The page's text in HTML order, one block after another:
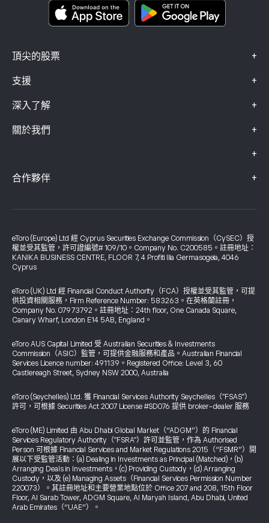
頂尖的股票 +
支援 +
深入了解 +
關於我們 +
+
投訴資料（FCA 客戶）
合作夥伴 +
eToro (Europe) Ltd 經 Cyprus Securities Exchange Commission（CySEC）授
權並受其監管，許可證編號# 109/10。Company No. C200585。註冊地址：
KANIKA BUSINESS CENTRE, FLOOR 7, 4 Profiti Ilia Germasogeia, 4046
Cyprus
eToro (UK) Ltd 經 Financial Conduct Authority（FCA）授權並受其監管，可提
供投資相關服務，Firm Reference Number: 583263。在英格蘭註冊，
Company No. 07973792。註冊地址：24th floor, One Canada Square,
Canary Wharf, London E14 5AB, England。
eToro AUS Capital Limited 受 Australian Securities & Investments
Commission（ASIC）監管，可提供金融服務和產品。Australian Financial
Services Licence number: 491139。Registered Office: Level 3, 60
Castlereagh Street, Sydney NSW 2000, Australia
eToro (Seychelles) Ltd. 獲 Financial Services Authority Seychelles（"FSAS"）
許可，可根據 Securities Act 2007 License #SD076 提供 broker-dealer 服務
eToro (ME) Limited 由 Abu Dhabi Global Market（“ADGM”）的 Financial
Services Regulatory Authority（"FSRA"）許可並監管，作為 Authorised
Person 可根據 Financial Services and Market Regulations 2015（“FSMR”）開
展以下受監管活動：(a) Dealing in Investments as Principal (Matched)，(b)
Arranging Deals in Investments，(c) Providing Custody，(d) Arranging
Custody，以及 (e) Managing Assets（Financial Services Permission Number
220073）。其註冊地址和主要營業地點位於 Office 207 and 208, 15th Floor
Floor, Al Sarab Tower, ADGM Square, Al Maryah Island, Abu Dhabi, United
Arab Emirates（“UAE”）。